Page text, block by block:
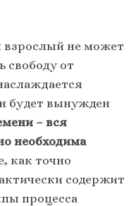
не может
свободу от
будет вынужден
– вся
необходима
как точно
содержит
процесса